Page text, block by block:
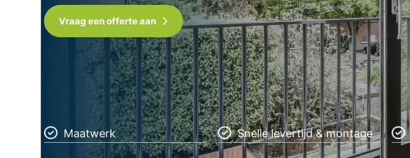
Vraag een offerte aan
Maatwerk Snelle levertijd & montage